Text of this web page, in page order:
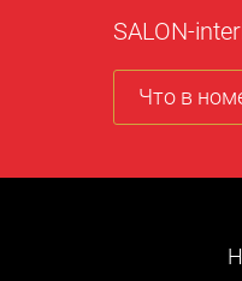
SALON-
Что в